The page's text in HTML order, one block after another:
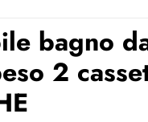
Ricorda
perso la password?
bagno
2